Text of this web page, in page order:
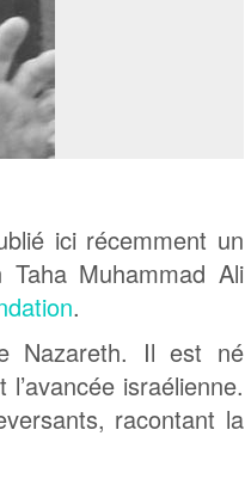
ici récemment un
Muhammad Ali
.
Nazareth. Il est né
israélienne.
racontant la